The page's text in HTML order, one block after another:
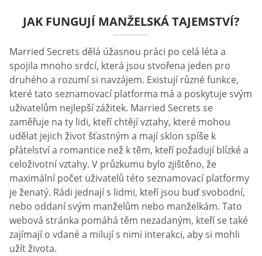
JAK FUNGUJÍ MANŽELSKÁ TAJEMSTVÍ?
Married Secrets dělá úžasnou práci po celá léta a
spojila mnoho srdcí, která jsou stvořena jeden pro
druhého a rozumí si navzájem. Existují různé funkce,
které tato seznamovací platforma má a poskytuje svým
uživatelům nejlepší zážitek. Married Secrets se
zaměřuje na ty lidi, kteří chtějí vztahy, které mohou
udělat jejich život šťastným a mají sklon spíše k
přátelství a romantice než k těm, kteří požadují blízké a
celoživotní vztahy. V průzkumu bylo zjištěno, že
maximální počet uživatelů této seznamovací platformy
je ženatý. Rádi jednají s lidmi, kteří jsou buď svobodní,
nebo oddaní svým manželům nebo manželkám. Tato
webová stránka pomáhá těm nezadaným, kteří se také
zajímají o vdané a milují s nimi interakci, aby si mohli
užít života.